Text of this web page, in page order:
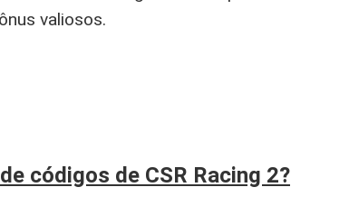
valiosos.
códigos de CSR Racing 2?